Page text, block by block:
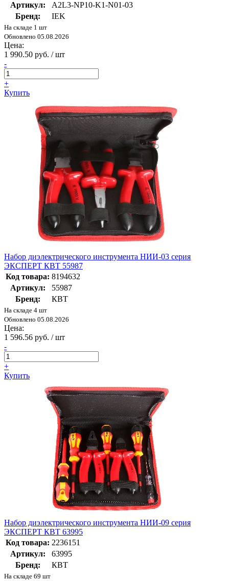
Артикул:
A2L3-NP10-K1-N01-03
Бренд:
IEK
На складе 1 шт
Обновлено 05.08.2026
Цена:
1 990.50 руб. / шт
-
+
Купить
Набор диэлектрического инструмента НИИ-03 серия
ЭКСПЕРТ КВТ 55987
Код товара: 8194632
Артикул:
55987
Бренд:
КВТ
На складе 4 шт
Обновлено 05.08.2026
Цена:
1 596.56 руб. / шт
-
+
Купить
Набор диэлектрического инструмента НИИ-09 серия
ЭКСПЕРТ КВТ 63995
Код товара: 2236151
Артикул:
63995
Бренд:
КВТ
На складе 69 шт